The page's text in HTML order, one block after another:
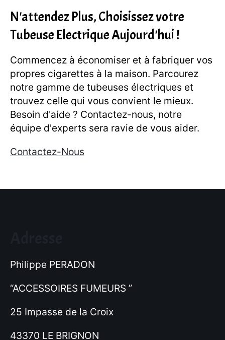
N'attendez Plus, Choisissez votre
Tubeuse Electrique Aujourd'hui !
Commencez à économiser et à fabriquer vos
propres cigarettes à la maison. Parcourez
notre gamme de tubeuses électriques et
trouvez celle qui vous convient le mieux.
Besoin d'aide ? Contactez-nous, notre
équipe d'experts sera ravie de vous aider.
Contactez-Nous
Philippe PERADON
“ACCESSOIRES FUMEURS ”
25 Impasse de la Croix
43370 LE BRIGNON